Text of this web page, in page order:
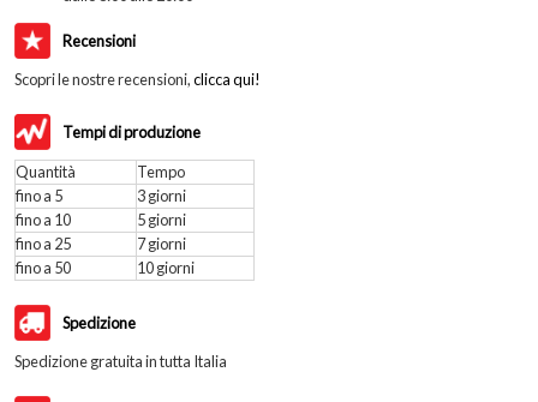
Recensioni
Scopri le nostre recensioni,clicca qui!
Tempi di produzione
Quantità
Tempo
fino a 5
3 giorni
fino a 10
5 giorni
fino a 25
7 giorni
fino a 50
10 giorni
Spedizione
Spedizione gratuita in tutta Italia